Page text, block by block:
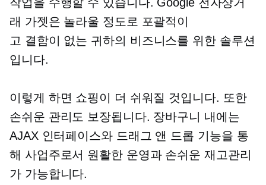
래 가젯은 놀라울 정도로 포괄적이
고 결함이 없는 귀하의 비즈니스를 위한 솔루션
입니다.
이렇게 하면 쇼핑이 더 쉬워질 것입니다. 또한
손쉬운 관리도 보장됩니다. 장바구니 내에는
AJAX 인터페이스와 드래그 앤 드롭 기능을 통
해 사업주로서 원활한 운영과 손쉬운 재고관리
가 가능합니다.